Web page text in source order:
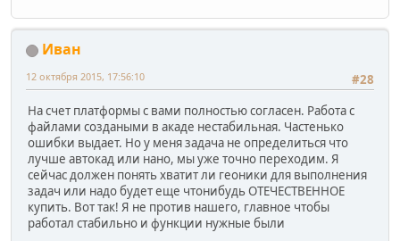
Иван
#28
12 октября 2015, 17:56:10
На счет платформы с вами полностью согласен. Работа с
файлами создаными в акаде нестабильная. Частенько
ошибки выдает. Но у меня задача не определиться что
лучше автокад или нано, мы уже точно переходим. Я
сейчас должен понять хватит ли геоники для выполнения
задач или надо будет еще чтонибудь ОТЕЧЕСТВЕННОЕ
купить. Вот так! Я не против нашего, главное чтобы
работал стабильно и функции нужные были